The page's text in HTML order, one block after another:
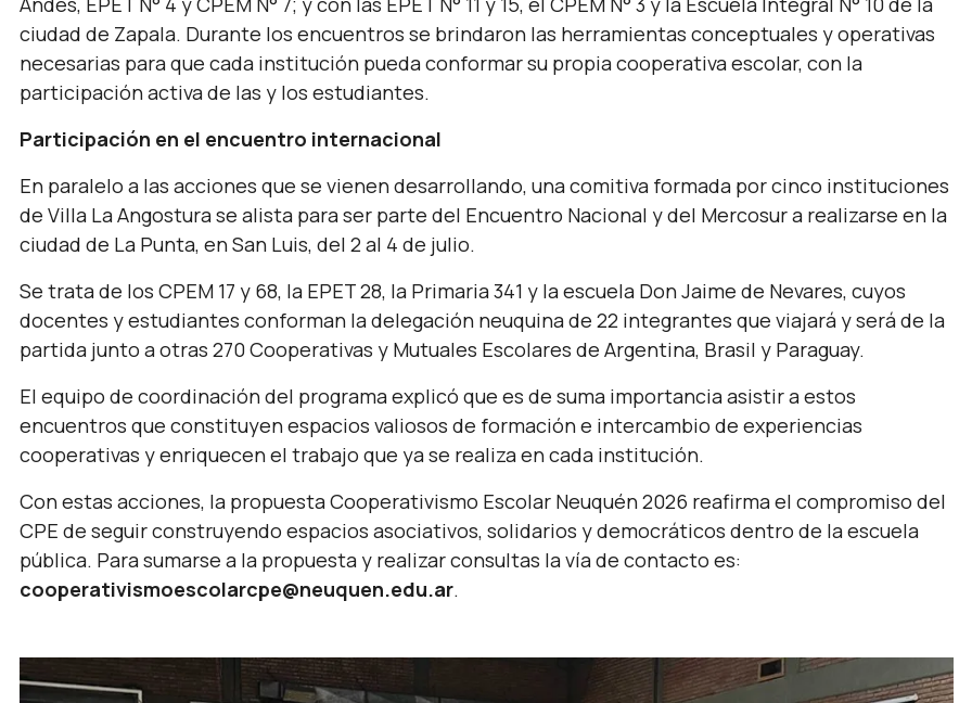
ciudad de Zapala. Durante los encuentros se brindaron las herramientas conceptuales y operativas
necesarias para que cada institución pueda conformar su propia cooperativa escolar, con la
participación activa de las y los estudiantes.
Participación en el encuentro internacional
En paralelo a las acciones que se vienen desarrollando, una comitiva formada por cinco instituciones
de Villa La Angostura se alista para ser parte del Encuentro Nacional y del Mercosur a realizarse en la
ciudad de La Punta, en San Luis, del 2 al 4 de julio.
Se trata de los CPEM 17 y 68, la EPET 28, la Primaria 341 y la escuela Don Jaime de Nevares, cuyos
docentes y estudiantes conforman la delegación neuquina de 22 integrantes que viajará y será de la
partida junto a otras 270 Cooperativas y Mutuales Escolares de Argentina, Brasil y Paraguay.
El equipo de coordinación del programa explicó que es de suma importancia asistir a estos
encuentros que constituyen espacios valiosos de formación e intercambio de experiencias
cooperativas y enriquecen el trabajo que ya se realiza en cada institución.
Con estas acciones, la propuesta Cooperativismo Escolar Neuquén 2026 reafirma el compromiso del
CPE de seguir construyendo espacios asociativos, solidarios y democráticos dentro de la escuela
pública. Para sumarse a la propuesta y realizar consultas la vía de contacto es:
cooperativismoescolarcpe@neuquen.edu.ar.